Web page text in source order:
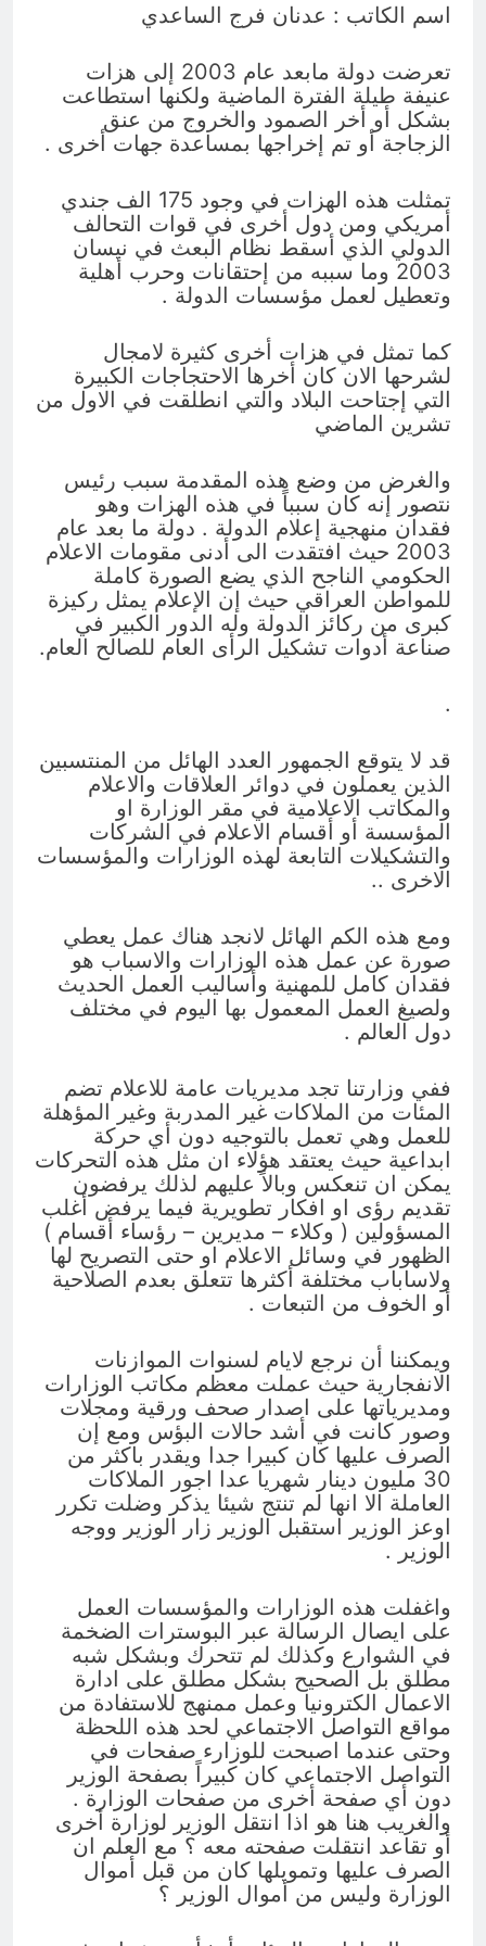
انتهت الحرب… لكن لم ينتهي
17 ساعة Ago
اسم الكاتب : عدنان فرج الساعدي
تعرضت دولة مابعد عام 2003 إلى هزات
عنيفة طيلة الفترة الماضية ولكنها استطاعت
بشكل أو أخر الصمود والخروج من عنق
الزجاجة أو تم إخراجها بمساعدة جهات أخرى .
تمثلت هذه الهزات في وجود 175 الف جندي
أمريكي ومن دول أخرى في قوات التحالف
الدولي الذي أسقط نظام البعث في نيسان
2003 وما سببه من إحتقانات وحرب أهلية
وتعطيل لعمل مؤسسات الدولة .
كما تمثل في هزات أخرى كثيرة لامجال
لشرحها الان كان أخرها الاحتجاجات الكبيرة
التي إجتاحت البلاد والتي انطلقت في الاول من
تشرين الماضي
والغرض من وضع هذه المقدمة سبب رئيس
نتصور إنه كان سبباً في هذه الهزات وهو
فقدان منهجية إعلام الدولة . دولة ما بعد عام
2003 حيث افتقدت الى أدنى مقومات الاعلام
الحكومي الناجح الذي يضع الصورة كاملة
للمواطن العراقي حيث إن الإعلام يمثل ركيزة
كبرى من ركائز الدولة وله الدور الكبير في
صناعة أدوات تشكيل الرأى العام للصالح العام.
.
قد لا يتوقع الجمهور العدد الهائل من المنتسبين
الذين يعملون في دوائر العلاقات والاعلام
والمكاتب الاعلامية في مقر الوزارة او
المؤسسة أو أقسام الاعلام في الشركات
والتشكيلات التابعة لهذه الوزارات والمؤسسات
الاخرى ..
ومع هذه الكم الهائل لانجد هناك عمل يعطي
صورة عن عمل هذه الوزارات والاسباب هو
فقدان كامل للمهنية وأساليب العمل الحديث
ولصيغ العمل المعمول بها اليوم في مختلف
دول العالم .
ففي وزارتنا تجد مديريات عامة للاعلام تضم
المئات من الملاكات غير المدربة وغير المؤهلة
للعمل وهي تعمل بالتوجيه دون أي حركة
ابداعية حيث يعتقد هؤلاء ان مثل هذه التحركات
يمكن ان تنعكس وبالاً عليهم لذلك يرفضون
تقديم رؤى او افكار تطويرية فيما يرفض أغلب
المسؤولين ( وكلاء – مديرين – رؤساء أقسام )
الظهور في وسائل الاعلام او حتى التصريح لها
ولاساباب مختلفة أكثرها تتعلق بعدم الصلاحية
أو الخوف من التبعات .
ويمكننا أن نرجع لايام لسنوات الموازنات
الانفجارية حيث عملت معظم مكاتب الوزارات
ومديرياتها على اصدار صحف ورقية ومجلات
وصور كانت في أشد حالات البؤس ومع إن
الصرف عليها كان كبيرا جدا ويقدر باكثر من
30 مليون دينار شهريا عدا اجور الملاكات
العاملة الا انها لم تنتج شيئا يذكر وضلت تكرر
اوعز الوزير استقبل الوزير زار الوزير ووجه
الوزير .
واغفلت هذه الوزارات والمؤسسات العمل
على ايصال الرسالة عبر البوسترات الضخمة
في الشوارع وكذلك لم تتحرك وبشكل شبه
مطلق بل الصحيح بشكل مطلق على ادارة
الاعمال الكترونيا وعمل ممنهج للاستفادة من
مواقع التواصل الاجتماعي لحد هذه اللحظة
وحتى عندما اصبحت للوزارء صفحات في
التواصل الاجتماعي كان كبيراً بصفحة الوزير
دون أي صفحة أخرى من صفحات الوزارة .
والغريب هنا هو اذا انتقل الوزير لوزارة أخرى
أو تقاعد انتقلت صفحته معه ؟ مع العلم ان
الصرف عليها وتمويلها كان من قبل أموال
الوزارة وليس من أموال الوزير ؟